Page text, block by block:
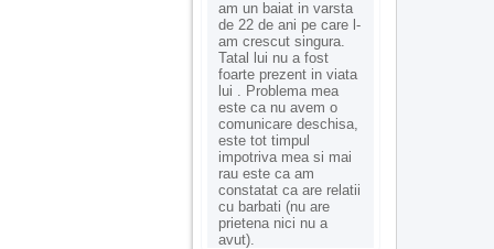
am un baiat in varsta
de 22 de ani pe care l-
am crescut singura.
Tatal lui nu a fost
foarte prezent in viata
lui . Problema mea
este ca nu avem o
comunicare deschisa,
este tot timpul
impotriva mea si mai
rau este ca am
constatat ca are relatii
cu barbati (nu are
prietena nici nu a
avut).